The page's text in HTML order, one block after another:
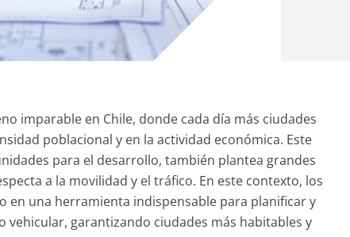
imparable en Chile, donde cada día más ciudades
poblacional y en la actividad económica. Este
para el desarrollo, también plantea grandes
a la movilidad y el tráfico. En este contexto, los
en una herramienta indispensable para planificar y
vehicular, garantizando ciudades más habitables y